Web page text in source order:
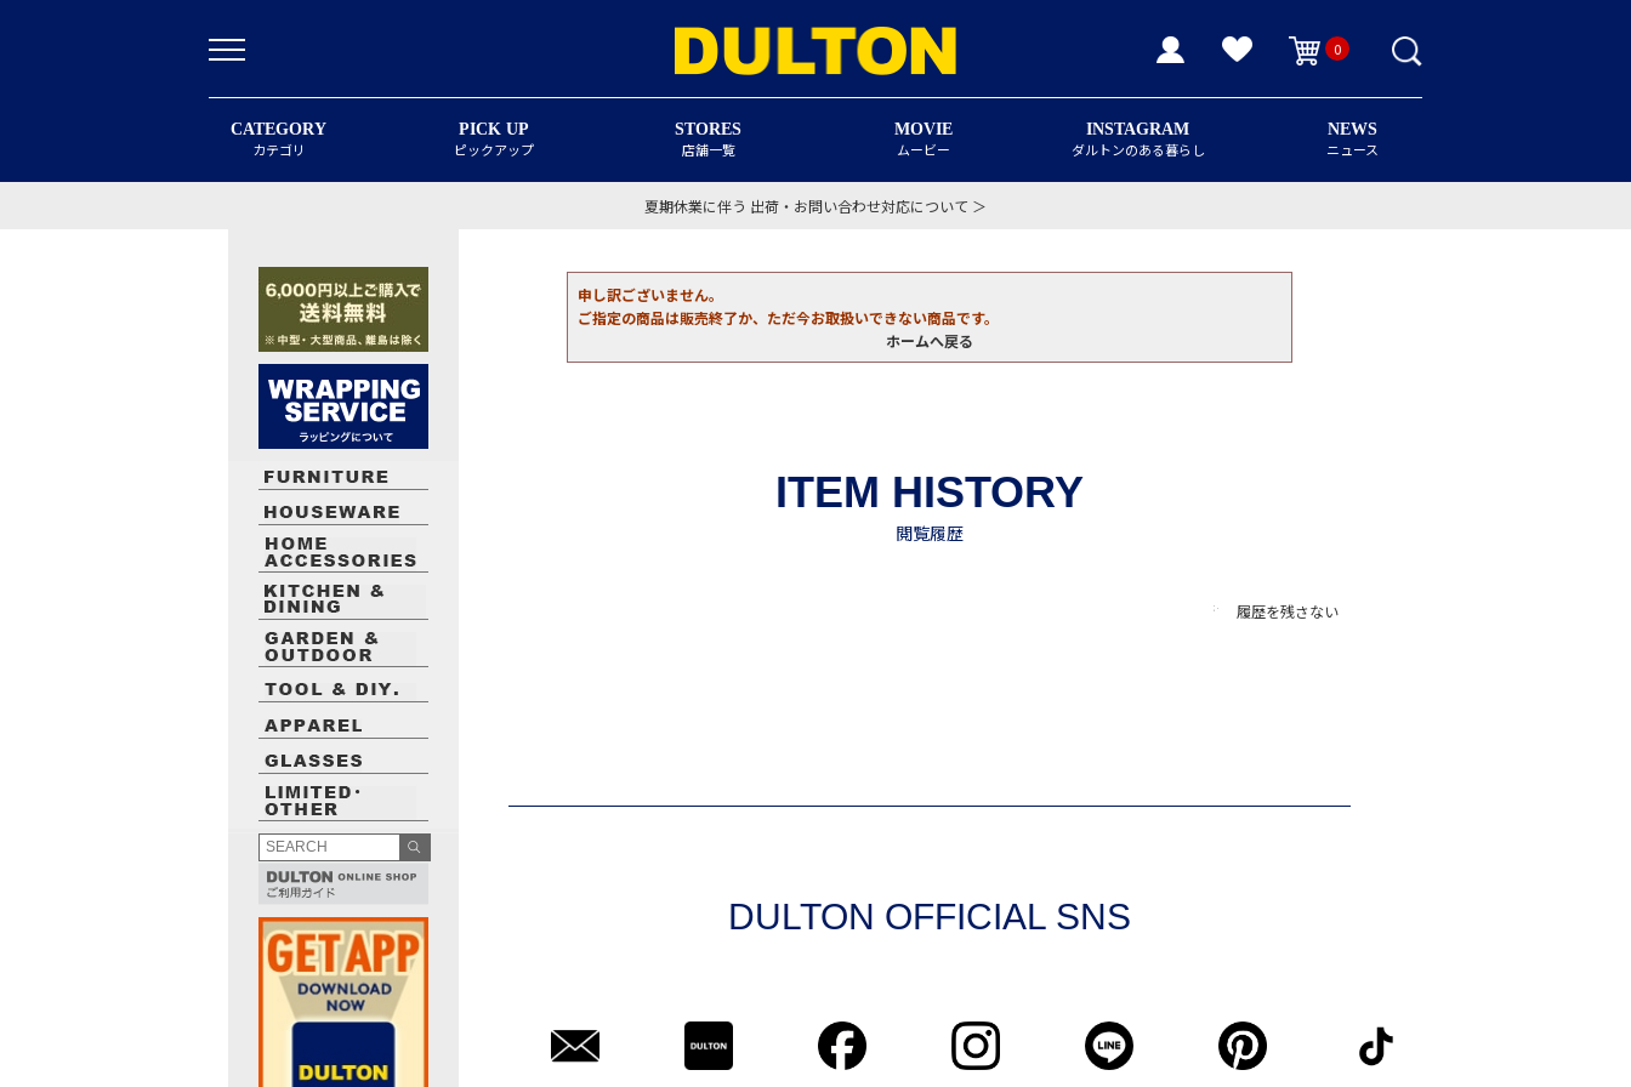
0
CATEGORY
カテゴリ
PICK UP
ピックアップ
STORES
店舗一覧
MOVIE
ムービー
INSTAGRAM
ダルトンのある暮らし
NEWS
ニュース
夏期休業に伴う 出荷・お問い合わせ対応について ＞
申し訳ございません。
ご指定の商品は販売終了か、ただ今お取扱いできない商品です。
ホームへ戻る
履歴を残さない
DULTON OFFICIAL SNS